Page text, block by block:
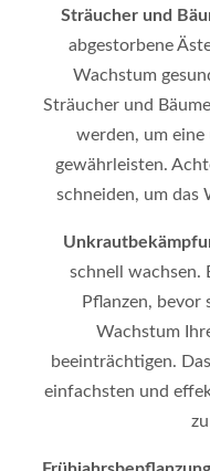
Sträucher und
abgestorbene
Wachstum
Sträucher und
werden, um eine
gewährleisten.
schneiden, um das
schnell wachsen.
Pflanzen, bevor
Wachstum
beeinträchtigen.
einfachsten und